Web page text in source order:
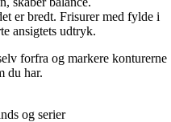
er bredt. Frisurer med fylde i
ansigtets udtryk.
forfra og markere konturerne
du har.
og serier